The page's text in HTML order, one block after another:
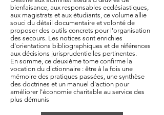
bienfaisance, aux responsables ecclésiastiques,
aux magistrats et aux étudiants, ce volume allie
souci du détail documentaire et volonté de
proposer des outils concrets pour l'organisation
des secours. Les notices sont enrichies
d'orientations bibliographiques et de références
aux décisions jurisprudentielles pertinentes.
En somme, ce deuxième tome confirme la
vocation du dictionnaire : être à la fois une
mémoire des pratiques passées, une synthèse
des doctrines et un manuel d'action pour
améliorer l'économie charitable au service des
plus démunis